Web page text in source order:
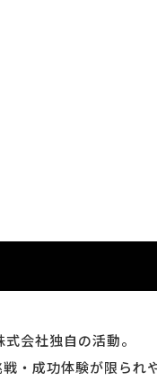
会社独自の活動。
・成功体験が限られ